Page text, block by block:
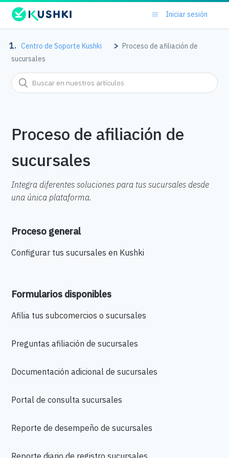
Iniciar sesión
Centro de Soporte Kushki
Proceso de afiliación de
sucursales
Proceso de afiliación de
sucursales
Integra diferentes soluciones para tus sucursales desde
una única plataforma.
Proceso general
Configurar tus sucursales en Kushki
Formularios disponibles
Afilia tus subcomercios o sucursales
Preguntas afiliación de sucursales
Documentación adicional de sucursales
Portal de consulta sucursales
Reporte de desempeño de sucursales
Reporte diario de registro sucursales